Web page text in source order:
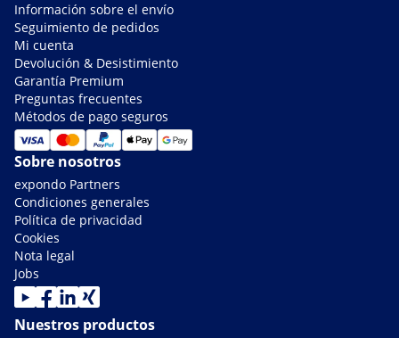
Información sobre el envío
Seguimiento de pedidos
Mi cuenta
Devolución & Desistimiento
Garantía Premium
Preguntas frecuentes
Métodos de pago seguros
Sobre nosotros
expondo Partners
Condiciones generales
Política de privacidad
Cookies
Nota legal
Jobs
Nuestros productos